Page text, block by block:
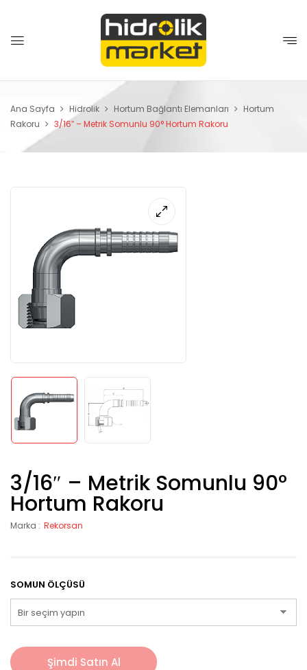
Ana Sayfa Hidrolik Hortum Bağlantı Elemanları
Hortum
Rakoru
3/16″ – Metrik Somunlu 90° Hortum Rakoru
3/16″ – Metrik Somunlu 90°
Hortum Rakoru
Marka : Rekorsan
SOMUN ÖLÇÜSÜ
Şimdi Satın Al